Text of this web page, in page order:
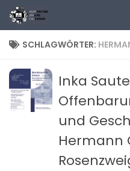
Zum Inhalt springen
SCHLAGWÖRTER:
Inka
und
Hermann